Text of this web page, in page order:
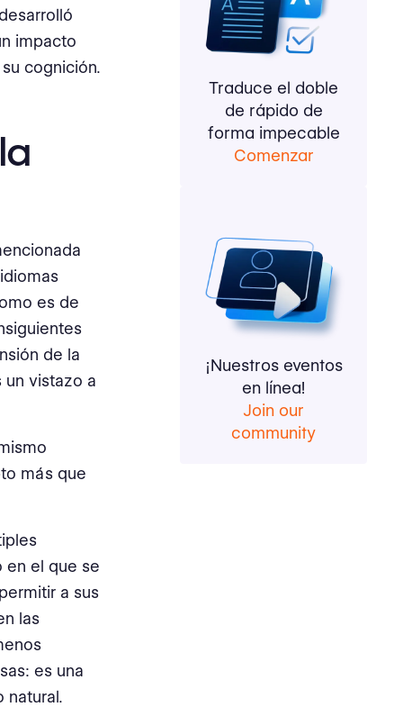
impacto
cognición.
es de
de la
un vistazo a
más que
en el que se
a sus
las
es una
natural.
Traduce el doble
de rápido de
forma impecable
Comenzar
¡Nuestros eventos
en línea!
Join our
community